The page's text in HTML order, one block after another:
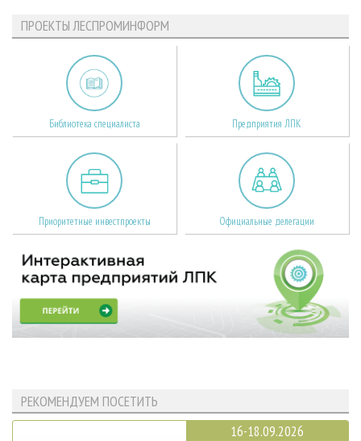
ПРОЕКТЫ ЛЕСПРОМИНФОРМ
Библиотека специалиста Предприятия ЛПК
Приоритетные инвестпроекты Официальные делегации
РЕКОМЕНДУЕМ ПОСЕТИТЬ
16-18.09.2026